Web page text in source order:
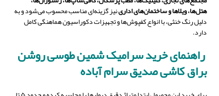
هتل‌ها، ویلاها و ساختمان‌های ادارینیز گزینه‌ای مناسب محسوب می‌شود و به
دلیل رنگ خنثی، با انواع کفپوش‌ها و تجهیزات دکوراسیون هماهنگی کامل
دارد.
راهنمای خرید سرامیک شمین طوسی روشن
براق کاشی صدیق سرام آباده